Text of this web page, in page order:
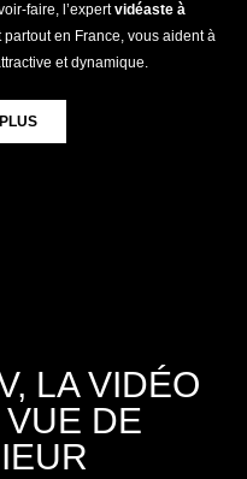
faire, l’expertvidéaste à
en France, vous aident à
et dynamique.
LA VIDÉO
DE